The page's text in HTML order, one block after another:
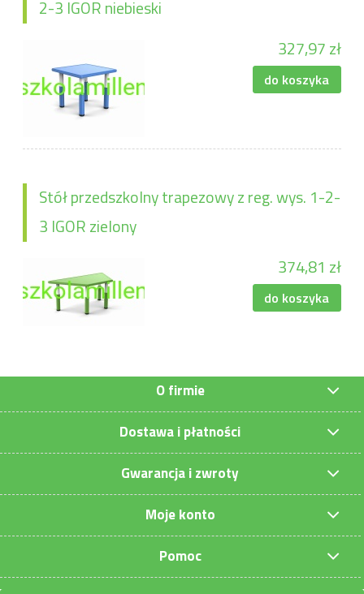
2-3 IGOR niebieski
327,97 zł
do koszyka
Stół przedszkolny trapezowy z reg. wys. 1-2-
3 IGOR zielony
374,81 zł
do koszyka
O firmie
Dostawa i płatności
Gwarancja i zwroty
Moje konto
Pomoc